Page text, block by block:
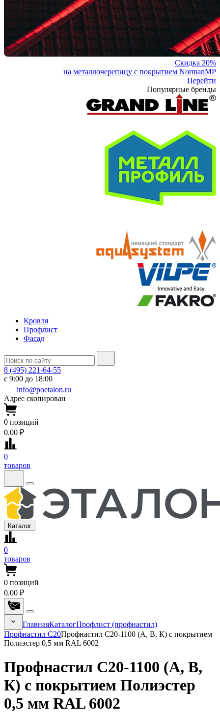
Скидка 20%
на металлочерепицу с покрытием NormanMP
Перейти
Популярные бренды
Кровля
Профлист
Фасад
8 (495) 221-64-55
с 9:00 до 18:00
info@poetalon.ru
Адрес скопирован
0 позиций
0.00 ₽
0
товаров
Каталог
0
товаров
0 позиций
0.00 ₽
ГлавнаяКаталогПрофлист (профнастил)
Профнастил С20Профнастил С20-1100 (А, В, К) с покрытием
Полиэстер 0,5 мм RAL 6002
Профнастил С20-1100 (А, В,
К) с покрытием Полиэстер
0,5 мм RAL 6002